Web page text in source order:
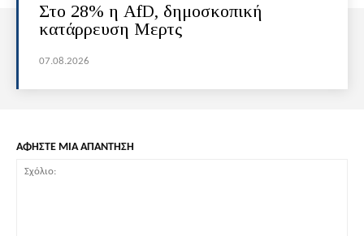
Στο 28% η AfD, δημοσκοπική
κατάρρευση Μερτς
07.08.2026
ΑΦΗΣΤΕ ΜΙΑ ΑΠΑΝΤΗΣΗ